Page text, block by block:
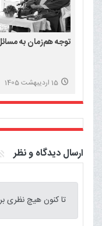
توجه هم‌زمان به
15 اردیبهشت 1405
ارسال دیدگاه و نظر
تا کنون هیچ